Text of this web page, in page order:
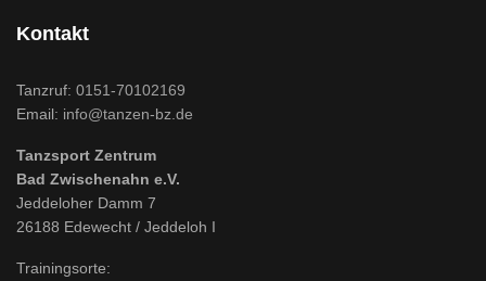
Kontakt
Tanzruf: 0151-70102169
Email: info@tanzen-bz.de
Tanzsport Zentrum
Bad Zwischenahn e.V.
Jeddeloher Damm 7
26188 Edewecht / Jeddeloh I
Trainingsorte: